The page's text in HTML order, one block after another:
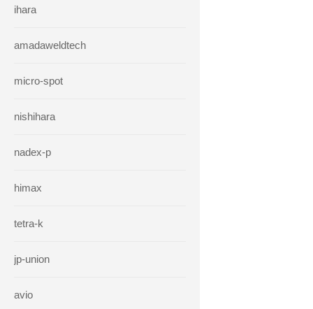
ihara
amadaweldtech
micro-spot
nishihara
nadex-p
himax
tetra-k
jp-union
avio